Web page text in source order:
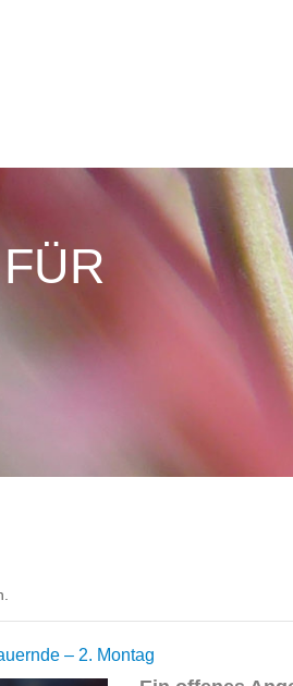
VERANSTALTUNGEN
NETZWERK
MITARBEIT
– 2. Montag